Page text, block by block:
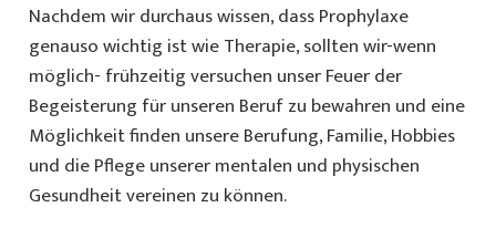
Nachdem wir durchaus wissen, dass Prophylaxe
genauso wichtig ist wie Therapie, sollten wir-wenn
möglich- frühzeitig versuchen unser Feuer der
Begeisterung für unseren Beruf zu bewahren und eine
Möglichkeit finden unsere Berufung, Familie, Hobbies
und die Pflege unserer mentalen und physischen
Gesundheit vereinen zu können.